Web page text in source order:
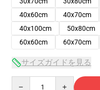
40x60cm
40x70cm
40x100cm
50x80cm
60x60cm
60x70cm
サイズガイドを見る